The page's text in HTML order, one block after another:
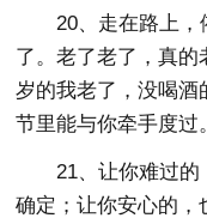
20、走在路上
了。老了老了，真
岁的我老了，没喝酒
节里能与你牵手度过
21、让你难过
确定；让你安心的，